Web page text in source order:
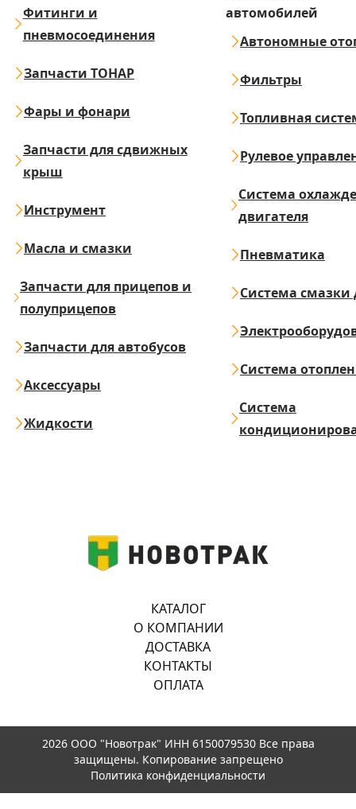
Фитинги и
пневмосоединения
Запчасти ТОНАР
Фары и фонари
Запчасти для сдвижных
крыш
Инструмент
Масла и смазки
Запчасти для прицепов и
полуприцепов
Запчасти для автобусов
Аксессуары
Жидкости
автомобилей
Автономные
Фильтры
Топливная
Рулевое
Система
двигателя
Пневматика
Система смазки
Система
Система
КАТАЛОГ
О КОМПАНИИ
ДОСТАВКА
КОНТАКТЫ
ОПЛАТА
2026 ООО "Новотрак" ИНН 6150079530 Все права
защищены. Копирование запрещено
Политика конфиденциальности